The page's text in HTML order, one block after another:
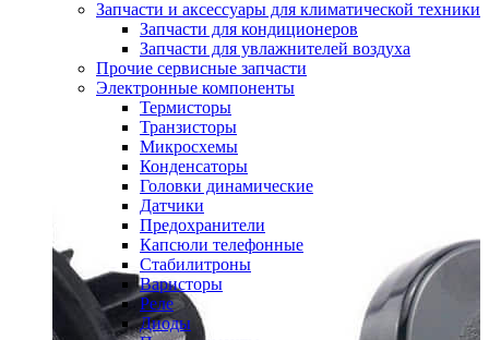
Запчасти и аксессуары для климатической техники
Запчасти для кондиционеров
Запчасти для увлажнителей воздуха
Прочие сервисные запчасти
Электронные компоненты
Термисторы
Транзисторы
Микросхемы
Конденсаторы
Головки динамические
Датчики
Предохранители
Капсюли телефонные
Стабилитроны
Варисторы
Реле
Диоды